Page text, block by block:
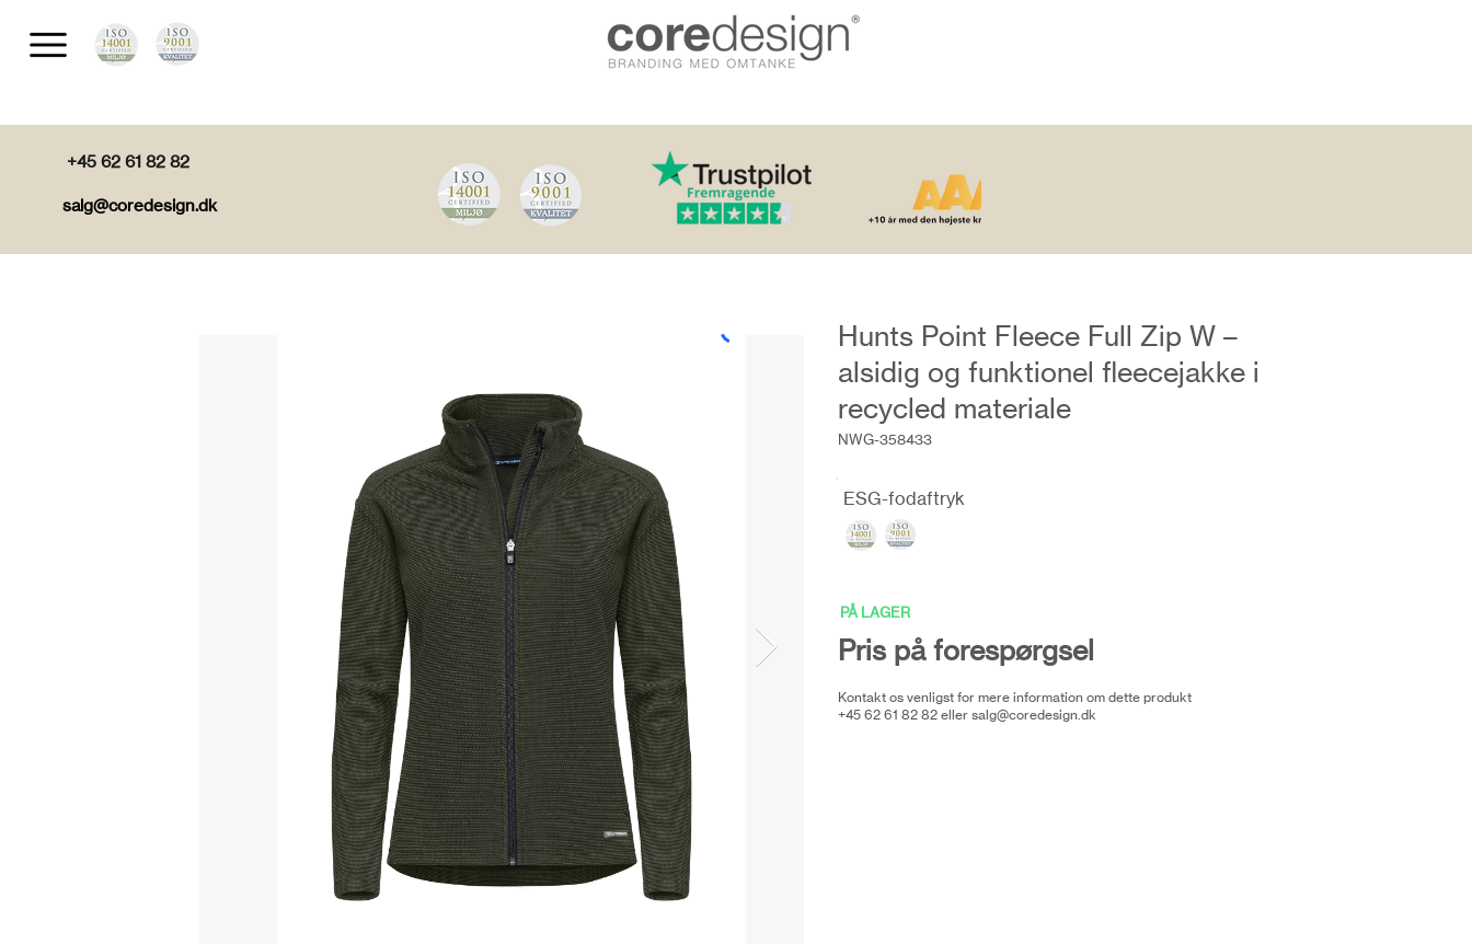
+45 62 61 82 82
salg@coredesign.dk
Hunts Point Fleece Full Zip W –
alsidig og funktionel fleecejakke i
recycled materiale
NWG-358433
ESG-fodaftryk
PÅ LAGER
Pris på forespørgsel
Kontakt os venligst for mere information om dette produkt
+45 62 61 82 82 eller salg@coredesign.dk